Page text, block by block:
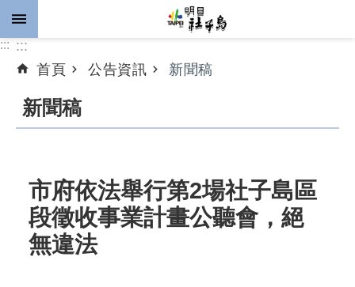
跳到主要內容區塊
進
搜
尋
公
告
資
訊
::: :::
首頁
公告資訊 新聞稿
新聞稿
市府依法舉行第2場社子島區
段徵收事業計畫公聽會，絕
無違法